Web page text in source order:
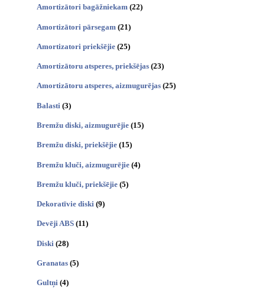
Amortizātori bagāžniekam (22)
Amortizātori pārsegam (21)
Amortizatori priekšējie (25)
Amortizātoru atsperes, priekšējas (23)
Amortizātoru atsperes, aizmugurējas (25)
Balasti (3)
Bremžu diski, aizmugurējie (15)
Bremžu diski, priekšējie (15)
Bremžu kluči, aizmugurējie (4)
Bremžu kluči, priekšējie (5)
Dekoratīvie diski (9)
Devēji ABS (11)
Diski (28)
Granatas (5)
Gultņi (4)